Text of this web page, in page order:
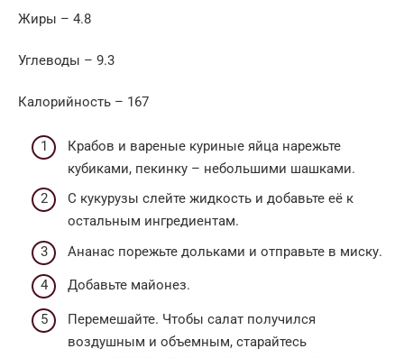
Жиры – 4.8
Углеводы – 9.3
Калорийность – 167
Крабов и вареные куриные яйца нарежьте
кубиками, пекинку – небольшими шашками.
С кукурузы слейте жидкость и добавьте её к
остальным ингредиентам.
Ананас порежьте дольками и отправьте в миску.
Добавьте майонез.
Перемешайте. Чтобы салат получился
воздушным и объемным, старайтесь